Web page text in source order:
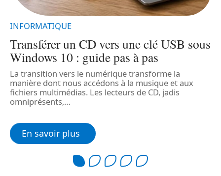
INFORMATIQUE
Transférer un CD vers une clé USB sous
Windows 10 : guide pas à pas
La transition vers le numérique transforme la
manière dont nous accédons à la musique et aux
fichiers multimédias. Les lecteurs de CD, jadis
omniprésents,…
En savoir plus